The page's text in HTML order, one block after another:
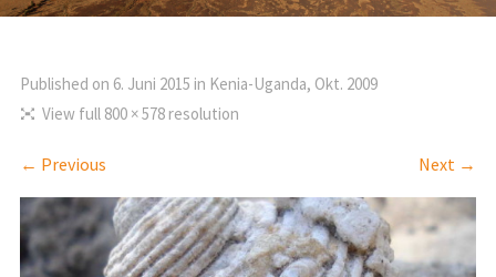
Published on 6. Juni 2015 in Kenia-Uganda, Okt. 2009
View full 800 × 578 resolution
← Previous Next →